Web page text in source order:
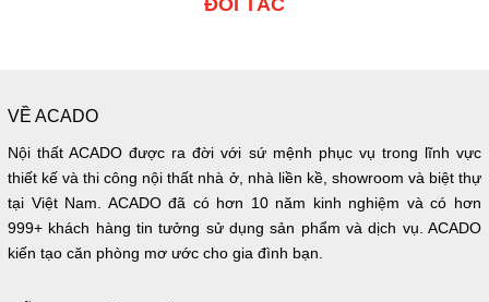
ĐỐI TÁC
VỀ ACADO
Nội thất ACADO được ra đời với sứ mệnh phục vụ trong lĩnh vực
thiết kế và thi công nội thất nhà ở, nhà liền kề, showroom và biệt thự
tại Việt Nam. ACADO đã có hơn 10 năm kinh nghiệm và có hơn
999+ khách hàng tin tưởng sử dụng sản phẩm và dịch vụ. ACADO
kiến tạo căn phòng mơ ước cho gia đình bạn.